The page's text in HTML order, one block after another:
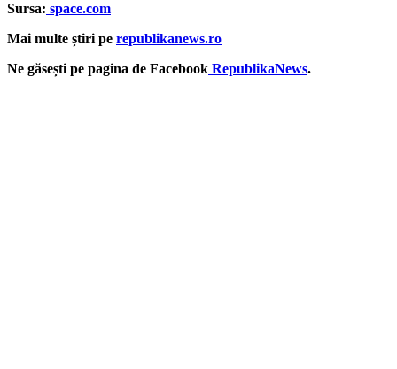
Sursa: space.com
Mai multe știri pe republikanews.ro
Ne găsești pe pagina de Facebook RepublikaNews.